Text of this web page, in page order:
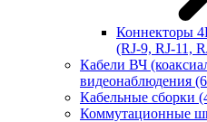
Коннекторы
(RJ-9, RJ-11,
Кабели ВЧ
видеонаблюдения
Кабельные сборки
Коммутационные